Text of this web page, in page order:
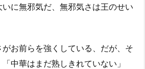
に無邪気だ、無邪気さは王のせい
お前らを強くしている、だが、そ
中華はまだ熟しきれていない」